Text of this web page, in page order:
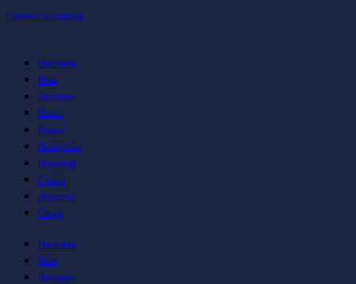
Скочите на садржај
Насловна
Ниш
Лесковац
Пирот
Врање
Прокупље
Најновије
Србија
Друштво
Спорт
Насловна
Ниш
Лесковац